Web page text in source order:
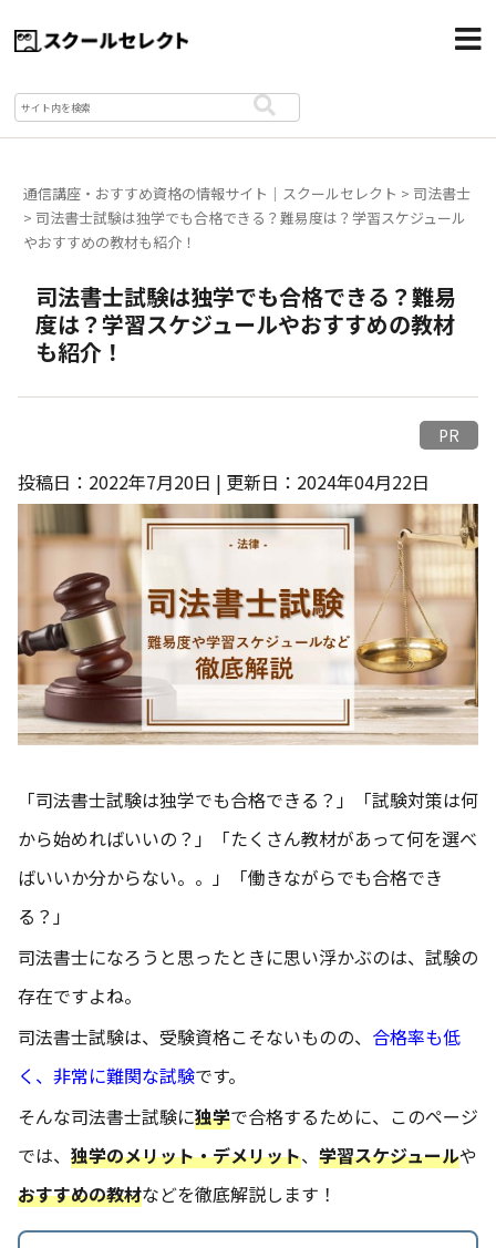
通信講座・おすすめ資格の情報サイト｜スクールセレクト > 司法書士
> 司法書士試験は独学でも合格できる？難易度は？学習スケジュール
やおすすめの教材も紹介！
司法書士試験は独学でも合格できる？難易
度は？学習スケジュールやおすすめの教材
も紹介！
PR
投稿日：2022年7月20日 | 更新日：2024年04月22日
「司法書士試験は独学でも合格できる？」「試験対策は何
から始めればいいの？」「たくさん教材があって何を選べ
ばいいか分からない。。」「働きながらでも合格でき
る？」
司法書士になろうと思ったときに思い浮かぶのは、試験の
存在ですよね。
司法書士試験は、受験資格こそないものの、 合格率も低
く、非常に難関な試験です。
そんな司法書士試験に独学で合格するために、このページ
では、 独学のメリット・デメリット、 学習スケジュールや
おすすめの教材などを徹底解説します！